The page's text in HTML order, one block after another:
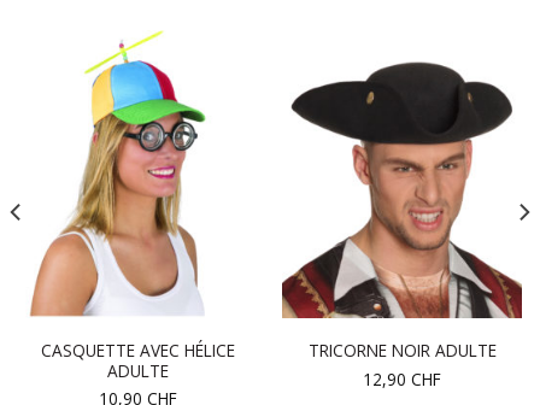
CASQUETTE AVEC HÉLICE
ADULTE
10,90 CHF
TRICORNE NOIR ADULTE
12,90 CHF